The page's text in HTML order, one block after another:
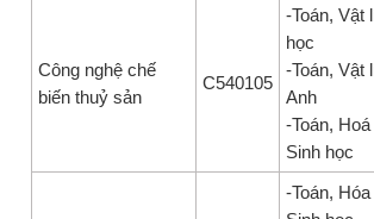
Công nghệ chế
biến thuỷ sản
C540105
-Toán, Vật
học
-Toán, Vật
Anh
-Toán,
Sinh học
-Toán,